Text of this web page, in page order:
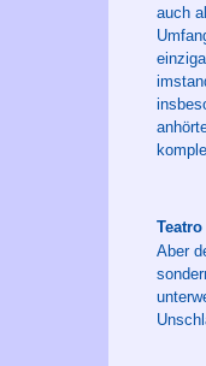
auch
Aber